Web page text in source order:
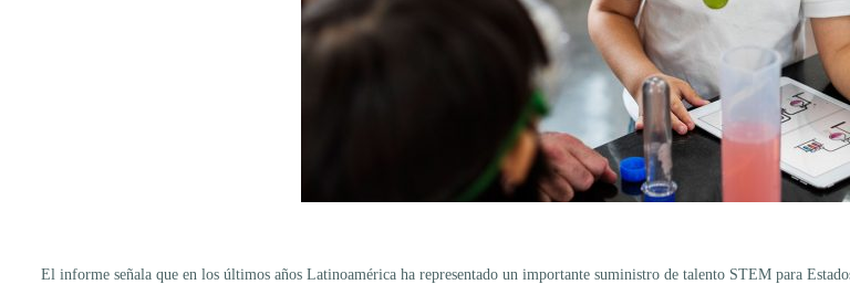
El informe señala que en los últimos años Latinoamérica ha representado un importante suministro de talento STEM para